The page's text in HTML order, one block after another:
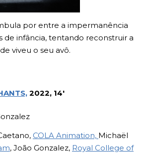
por entre a impermanência
de infância, tentando reconstruir a
viveu o seu avô.
2022, 14′
COLA Animation, Michaël
, João Gonzalez, Royal College of